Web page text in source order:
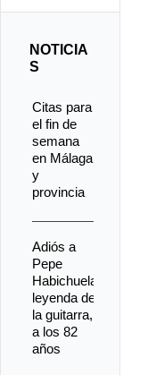
NOTICIA
S
Citas para
el fin de
semana
en Málaga
y
provincia
Adiós a
Pepe
Habichuela,
leyenda de
la guitarra,
a los 82
años